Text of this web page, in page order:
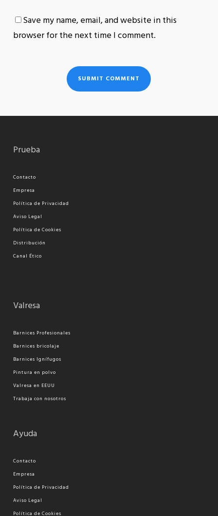
Save my name, email, and website in this
browser for the next time I comment.
Prueba
Contacto
Empresa
Política de Privacidad
Aviso Legal
Política de Cookies
Distribución
Canal Ético
Valresa
Barnices Profesionales
Barnices bricolaje
Barnices Ignífugos
Pintura en polvo
Valresa en EEUU
Trabaja con nosotros
Ayuda
Contacto
Empresa
Política de Privacidad
Aviso Legal
Política de Cookies